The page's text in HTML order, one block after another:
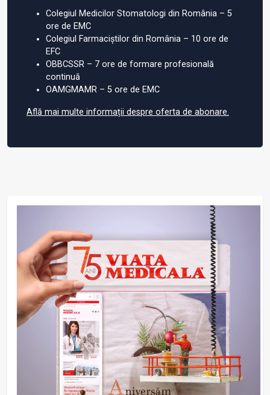
Colegiul Medicilor Stomatologi din România – 5
ore de EMC
Colegiul Farmaciștilor din România – 10 ore de
EFC
OBBCSSR – 7 ore de formare profesională
continuă
OAMGMAMR – 5 ore de EMC
Află mai multe informații despre oferta de abonare.